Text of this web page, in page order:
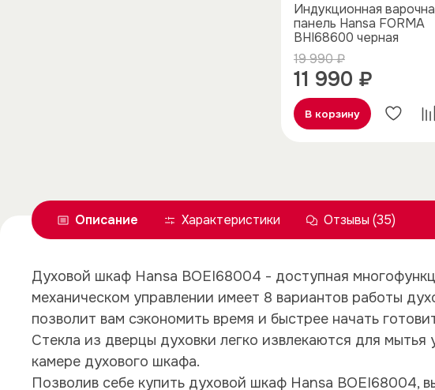
Индукционная
панель Hansa FORMA
BHI68600 черная
19 990 ₽
11 990 ₽
В корзину
Описание Характеристики Отзывы (35)
Духовой шкаф Hansa BOEI68004 - доступная
механическом управлении имеет 8 вариантов работы
позволит вам сэкономить время и быстрее начать
Стекла из дверцы духовки легко извлекаются для
камере духового шкафа.
Позволив себе купить духовой шкаф Hansa BOEI68004,